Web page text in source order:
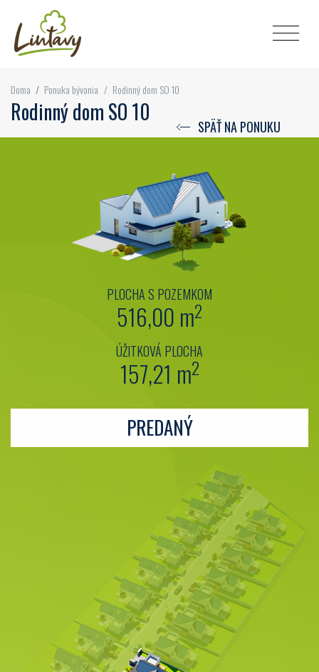
Doma / Ponuka bývania / Rodinný dom SO 10
SPÄŤ NA PONUKU
Rodinný dom SO 10
PLOCHA S POZEMKOM
516,00 m2
ÚŽITKOVÁ PLOCHA
157,21 m2
PREDANÝ